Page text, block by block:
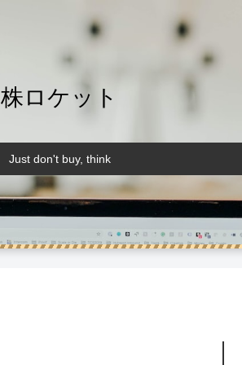
株ロケット
Just don't buy, think